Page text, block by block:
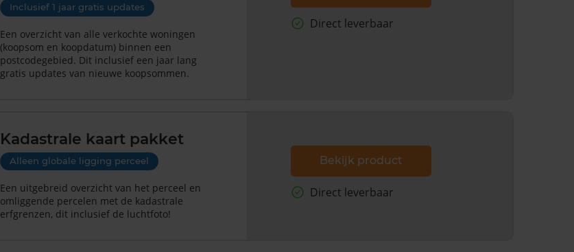
Inclusief 1 jaar gratis updates
Een overzicht van alle verkochte woningen
(koopsom en koopdatum) binnen een
postcodegebied. Dit inclusief een jaar lang
gratis updates van nieuwe koopsommen.
Direct leverbaar
Kadastrale kaart pakket
Alleen globale ligging perceel
Een uitgebreid overzicht van het perceel en
omliggende percelen met de kadastrale
erfgrenzen, dit inclusief de luchtfoto!
Bekijk product
Direct leverbaar